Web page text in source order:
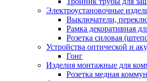
Электроустановочные
Выключатели,
Рамка декоративная
Розетка силовая
Устройства оптической и
Гонг
Изделия монтажные для
Розетка медная